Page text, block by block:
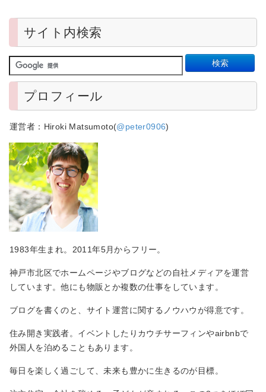
サイト内検索
プロフィール
運営者：Hiroki Matsumoto(@peter0906)
1983年生まれ。2011年5月からフリー。
神戸市北区でホームページやブログなどの自社メディアを運営
しています。他にも物販とか複数の仕事をしています。
ブログを書くのと、サイト運営に関するノウハウが得意です。
住み開き実践者。イベントしたりカウチサーフィンやairbnbで
外国人を泊めることもあります。
毎日を楽しく過ごして、未来も豊かに生きるのが目標。